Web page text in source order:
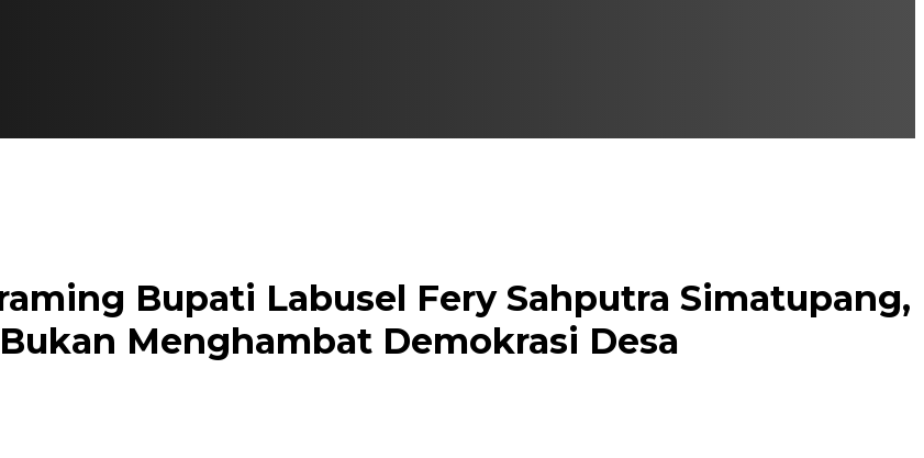
Bupati Labusel Fery Sahputra Simatupang,
Menghambat Demokrasi Desa